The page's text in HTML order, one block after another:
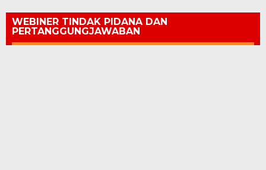
WEBINER TINDAK PIDANA DAN
PERTANGGUNGJAWABAN